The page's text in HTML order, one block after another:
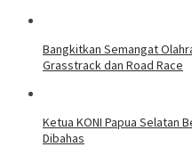
Bangkitkan Semangat
Grasstrack dan Road Race
Ketua KONI Papua Selatan
Dibahas